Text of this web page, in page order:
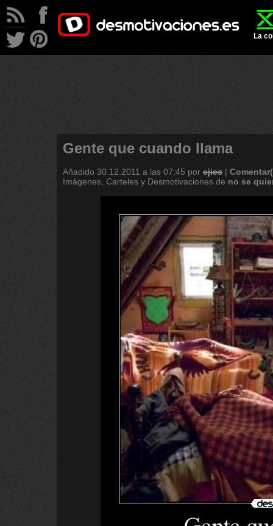
La
Gente que cuando llama
Añadido 30.12.2011 a las 07:45 por ejies |
Imágenes, Carteles y Desmotivaciones de no se